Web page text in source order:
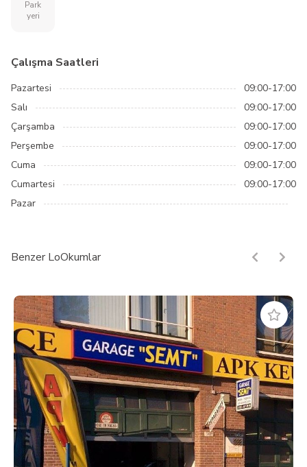
Park
yeri
Çalışma Saatleri
Pazartesi
09:00-17:00
Salı
09:00-17:00
Çarşamba
09:00-17:00
Perşembe
09:00-17:00
Cuma
09:00-17:00
Cumartesi
09:00-17:00
Pazar
Benzer LoOkumlar